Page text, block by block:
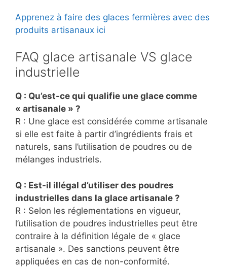
Apprenez à faire des glaces fermières avec des
produits artisanaux ici
FAQ glace artisanale VS glace
industrielle
Q : Qu’est-ce qui qualifie une glace comme
« artisanale » ?
R : Une glace est considérée comme artisanale
si elle est faite à partir d’ingrédients frais et
naturels, sans l’utilisation de poudres ou de
mélanges industriels.
Q : Est-il illégal d’utiliser des poudres
industrielles dans la glace artisanale ?
R : Selon les réglementations en vigueur,
l’utilisation de poudres industrielles peut être
contraire à la définition légale de « glace
artisanale ». Des sanctions peuvent être
appliquées en cas de non-conformité.